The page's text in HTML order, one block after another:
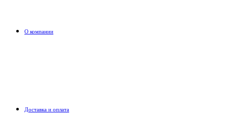
О компании
Доставка и оплата